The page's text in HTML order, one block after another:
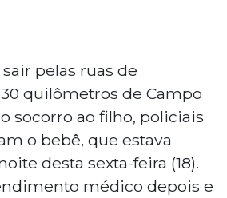
pelas ruas de
quilômetros de Campo
socorro ao filho, policiais
o bebê, que estava
desta sexta-feira (18).
médico depois e